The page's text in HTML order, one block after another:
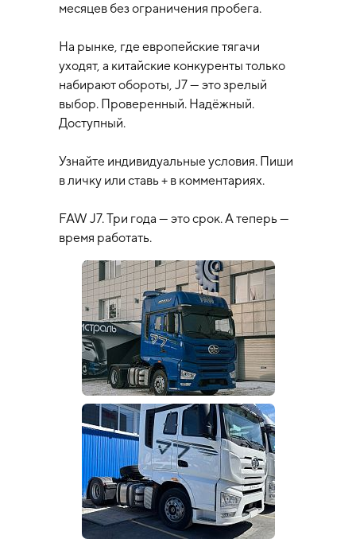
месяцев без ограничения пробега.
На рынке, где европейские тягачи
уходят, а китайские конкуренты только
набирают обороты, J7 — это зрелый
выбор. Проверенный. Надёжный.
Доступный.
Узнайте индивидуальные условия. Пиши
в личку или ставь + в комментариях.
FAW J7. Три года — это срок. А теперь —
время работать.